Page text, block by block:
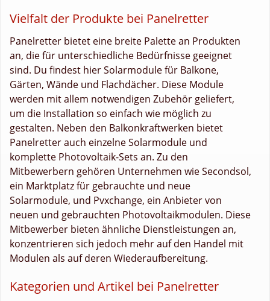
Vielfalt der Produkte bei Panelretter
Panelretter bietet eine breite Palette an Produkten
an, die für unterschiedliche Bedürfnisse geeignet
sind. Du findest hier Solarmodule für Balkone,
Gärten, Wände und Flachdächer. Diese Module
werden mit allem notwendigen Zubehör geliefert,
um die Installation so einfach wie möglich zu
gestalten. Neben den Balkonkraftwerken bietet
Panelretter auch einzelne Solarmodule und
komplette Photovoltaik-Sets an. Zu den
Mitbewerbern gehören Unternehmen wie Secondsol,
ein Marktplatz für gebrauchte und neue
Solarmodule, und Pvxchange, ein Anbieter von
neuen und gebrauchten Photovoltaikmodulen. Diese
Mitbewerber bieten ähnliche Dienstleistungen an,
konzentrieren sich jedoch mehr auf den Handel mit
Modulen als auf deren Wiederaufbereitung.
Kategorien und Artikel bei Panelretter